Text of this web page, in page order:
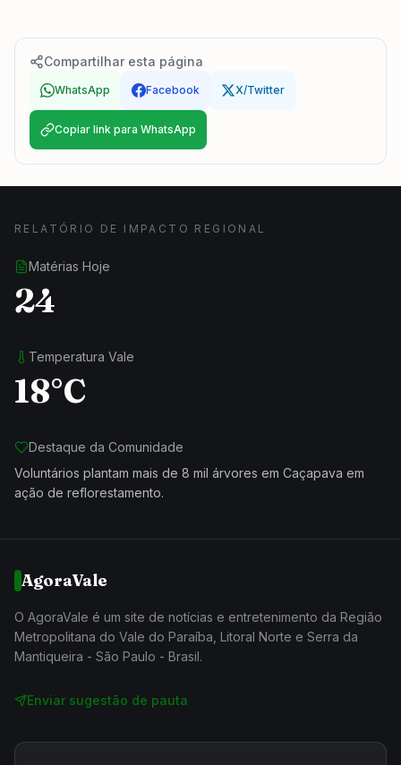
Compartilhar esta página
WhatsApp Facebook X/Twitter
Copiar link para WhatsApp
RELATÓRIO DE IMPACTO REGIONAL
Matérias Hoje
24
Temperatura Vale
18°C
Destaque da Comunidade
Voluntários plantam mais de 8 mil árvores em Caçapava em
ação de reflorestamento.
AgoraVale
O AgoraVale é um site de notícias e entretenimento da Região
Metropolitana do Vale do Paraíba, Litoral Norte e Serra da
Mantiqueira - São Paulo - Brasil.
Enviar sugestão de pauta